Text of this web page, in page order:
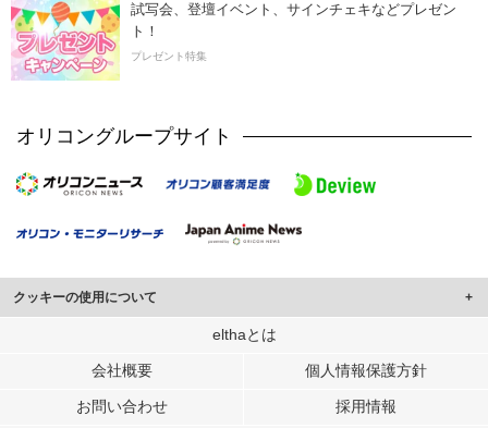
試写会、登壇イベント、サインチェキなどプレゼン
ト！
プレゼント特集
オリコングループサイト
クッキーの使用について
このサイトでは Cookie を使用して、ユーザーに合わせたコンテンツや広告の
行っています。
メディアや広告配信、データ解析の各パートナーに提供しています。
elthaとは
会社概要 個人情報保護方針
お問い合わせ
採用情報